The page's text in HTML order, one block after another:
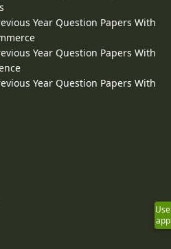
Year Question Papers With
Year Question Papers With
Year Question Papers With
Use
app